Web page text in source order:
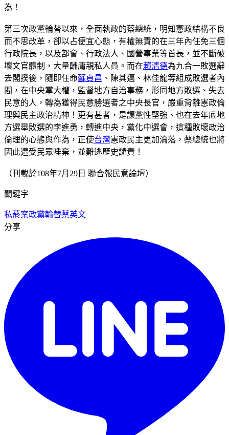
為！
第三次政黨輪替以來，全面執政的蔡總統，明知憲政結構不良
而不思改革，卻以占便宜心態，有權無責的在三年內任免三個
行政院長，以及部會、行政法人、國營事業等首長，並不斷破
壞文官體制，大量酬庸親私人員。而在賴清德為九合一敗選辭
去閣揆後，隨即任命蘇貞昌 、陳其邁、林佳龍等組成敗選者內
閣，在中央掌大權，監督地方自治事務，形同地方敗選、失去
民意的人，轉為獲得民意勝選者之中央長官，嚴重背離憲政倫
理與民主政治精神！更有甚者，是讓黨性堅強、也在去年底地
方選舉敗選的李進勇，轉進中央，黨化中選會，這種敗壞政治
倫理的心態與作為，正使台灣憲政民主更加淪落，蔡總統也將
因此遭受民眾唾棄，並難逃歷史譴責！
（刊載於108年7月29日 聯合報民意論壇）
關鍵字
私菸案政黨輪替蔡英文
分享